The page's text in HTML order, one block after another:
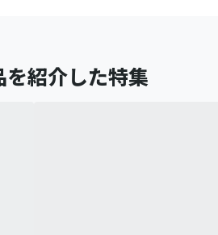
を紹介した特集